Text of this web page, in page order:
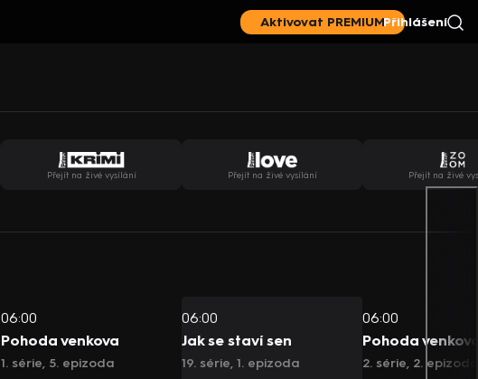
Aktivovat PREMIUM |
Přihlášení
Přejít na živé vysílání Přejít na živé vysílání Přejít na živé
06:00
Pohoda venkova
1. série, 5. epizoda
06:00
Jak se staví sen
19. série, 1. epizoda
06:00
Pohoda
2. série, 2. epizoda